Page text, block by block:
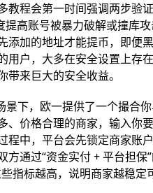
教程会第一时间强调两步验
提高账号被暴力破解或撞库
添加的地址才能提币，即便
用户，大多在安全设置上存
来巨大的安全收益。
景下，欧一提供了一个撮合
、价格合理的商家，输入你
程中，平台会先锁定商家账
方通过“资金实付 + 平台担
指标越高，说明商家越稳定